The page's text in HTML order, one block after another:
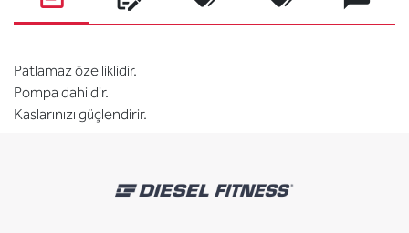
Patlamaz özelliklidir.
Pompa dahildir.
Kaslarınızı güçlendirir.